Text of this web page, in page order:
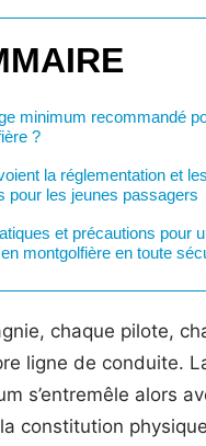
minimum recommandé
?
la réglementation et les
pour les jeunes passagers
et précautions pour
montgolfière en toute
chaque pilote,
ligne de conduite.
s’entremêle alors
constitution